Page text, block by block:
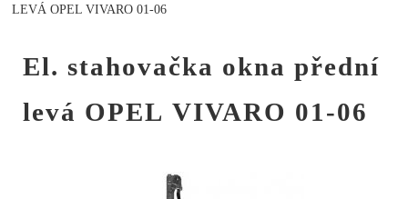
LEVÁ OPEL VIVARO 01-06
El. stahovačka okna přední
levá OPEL VIVARO 01-06